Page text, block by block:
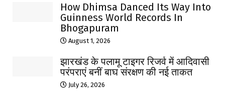
How Dhimsa Danced Its Way Into
Guinness World Records In
Bhogapuram
August 1, 2026
झारखंड के पलामू टाइगर रिजर्व में आदिवासी
परंपराएं बनीं बाघ संरक्षण की नई ताकत
July 26, 2026